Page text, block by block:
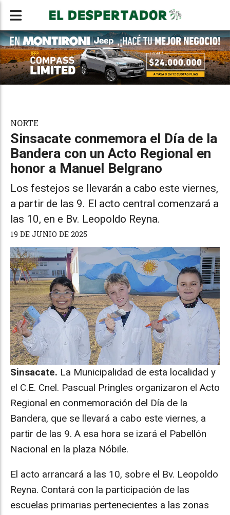
Sinsacate conmemora el Día de la
Bandera con un Acto Regional en
honor a Manuel Belgrano
Los festejos se llevarán a cabo este viernes,
a partir de las 9. El acto central comenzará a
las 10, en e Bv. Leopoldo Reyna.
NORTE
19 DE JUNIO DE 2025
Sinsacate. La Municipalidad de esta localidad y
el C.E. Cnel. Pascual Pringles organizaron el Acto
Regional en conmemoración del Día de la
Bandera, que se llevará a cabo este viernes, a
partir de las 9. A esa hora se izará el Pabellón
Nacional en la plaza Nóbile.
El acto arrancará a las 10, sobre el Bv. Leopoldo
Reyna. Contará con la participación de las
escuelas primarias pertenecientes a las zonas